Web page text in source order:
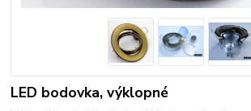
LED bodovka, výklopné